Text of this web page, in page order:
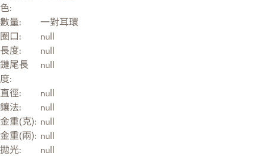
色:
數量:
一對耳環
圈口:
null
長度:
null
鏈尾長
度:
null
直徑:
null
鑲法:
null
金重(克): null
金重(兩): null
拋光:
null